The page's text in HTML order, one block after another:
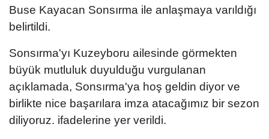
Buse Kayacan Sonsırma ile anlaşmaya varıldığı
belirtildi.
Sonsırma'yı Kuzeyboru ailesinde görmekten
büyük mutluluk duyulduğu vurgulanan
açıklamada, Sonsırma'ya hoş geldin diyor ve
birlikte nice başarılara imza atacağımız bir sezon
diliyoruz. ifadelerine yer verildi.